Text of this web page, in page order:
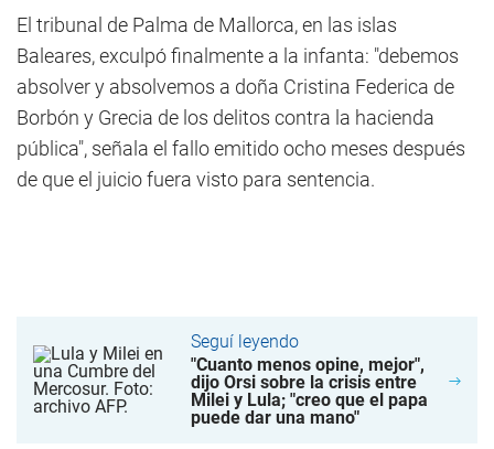
El tribunal de Palma de Mallorca, en las islas
Baleares, exculpó finalmente a la infanta: "debemos
absolver y absolvemos a doña Cristina Federica de
Borbón y Grecia de los delitos contra la hacienda
pública", señala el fallo emitido ocho meses después
de que el juicio fuera visto para sentencia.
Seguí leyendo
"Cuanto menos opine, mejor",
dijo Orsi sobre la crisis entre
Milei y Lula; "creo que el papa
puede dar una mano"